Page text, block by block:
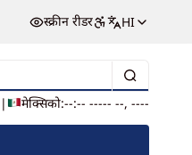
स्क्रीन रीडर HI
| मेक्सिको:--:-- ----- --, ----